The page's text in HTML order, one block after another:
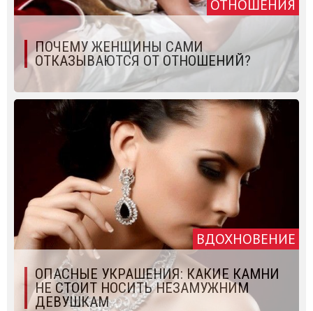
ОТНОШЕНИЯ
ПОЧЕМУ ЖЕНЩИНЫ САМИ
ОТКАЗЫВАЮТСЯ ОТ ОТНОШЕНИЙ?
ВДОХНОВЕНИЕ
ОПАСНЫЕ УКРАШЕНИЯ: КАКИЕ КАМНИ
НЕ СТОИТ НОСИТЬ НЕЗАМУЖНИМ
ДЕВУШКАМ